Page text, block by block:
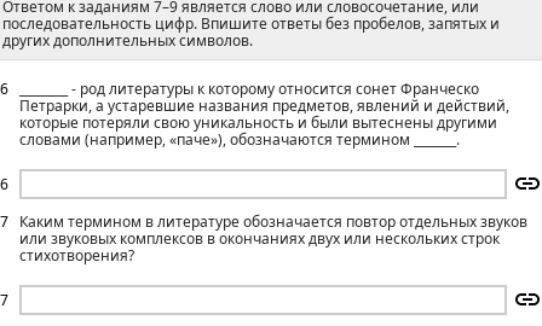
Ответом к заданиям 7–9 является слово или словосочетание, или
последовательность цифр. Впишите ответы без пробелов, запятых и
других дополнительных символов.
6
6
________ - род литературы к которому относится сонет Франческо
Петрарки, а устаревшие названия предметов, явлений и действий,
которые потеряли свою уникальность и были вытеснены другими
словами (например, «паче»), обозначаются термином _______.
7
7
Каким термином в литературе обозначается повтор отдельных звуков
или звуковых комплексов в окончаниях двух или нескольких строк
стихотворения?